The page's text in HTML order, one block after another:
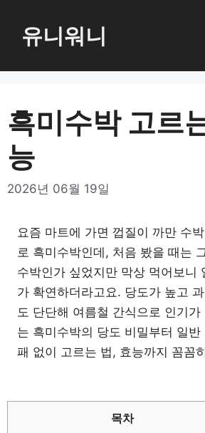
로
뛰
유니워니
흑미수박 고르
능
2026년 06월 19일
요즘 마트에 가면 껍질이 까만 수
로 흑미수박인데, 처음 봤을 때는
수박인가 싶었지만 막상 먹어보니
가 확연하더라고요. 당도가 높고
도 단단해 여름철 간식으로 인기
는 흑미수박의 당도 비밀부터 일반
패 없이 고르는 법, 효능까지 꼼꼼
목차